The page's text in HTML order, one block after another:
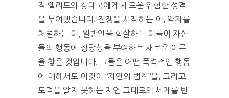
적 엘리트와 강대국에게 새로운 위험한 성격
을 부여했습니다. 전쟁을 시작하는 이, 약자를
처벌하는 이, 일반인을 학살하는 이들이 자신
들의 행동에 정당성을 부여하는 새로운 이론
을 찾은 것입니다. 그들은 어떤 폭력적인 행동
에 대해서도 이것이 “자연의 법칙”을, 그리고
도덕을 알지 못하는 자연 그대로의 세계를 반